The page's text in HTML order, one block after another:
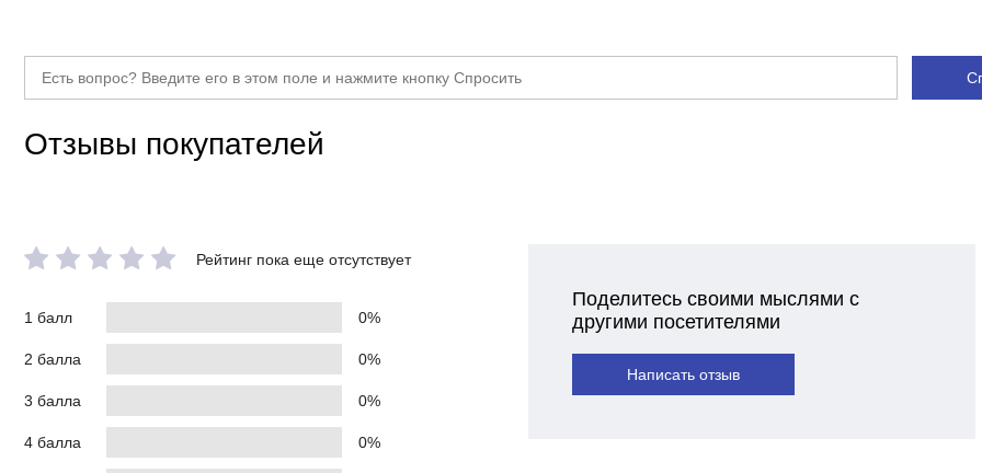
Отзывы покупателей
Рейтинг пока еще отсутствует
1 балл 0%
2 балла 0%
3 балла 0%
4 балла 0%
Поделитесь своими мыслями с
другими посетителями
Написать отзыв